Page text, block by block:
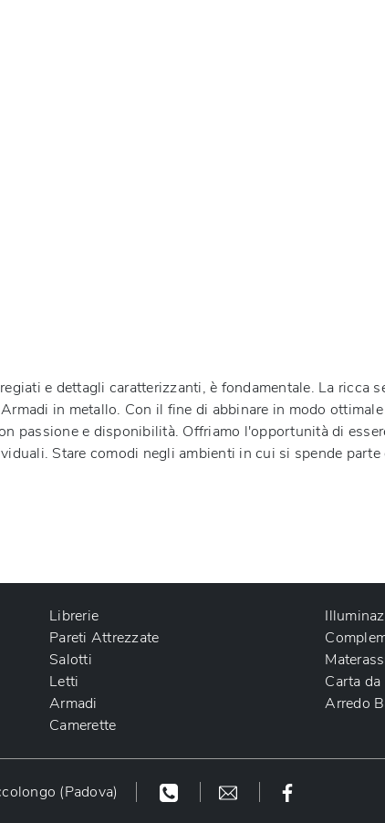
e dettagli caratterizzanti, è fondamentale. La ricca
Armadi in metallo. Con il fine di abbinare in modo
passione e disponibilità. Offriamo l'opportunità di
Stare comodi negli ambienti in cui si spende
Librerie
Pareti Attrezzate
Salotti
Letti
Armadi
Camerette
Carta da
Arredo
(Padova)